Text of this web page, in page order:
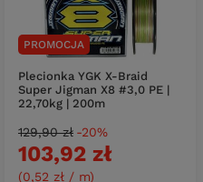
PROMOCJA
Plecionka YGK X-Braid
Super Jigman X8 #3,0 PE |
22,70kg | 200m
103,92 zł
(0,52 zł / m)
129,90 zł -20%